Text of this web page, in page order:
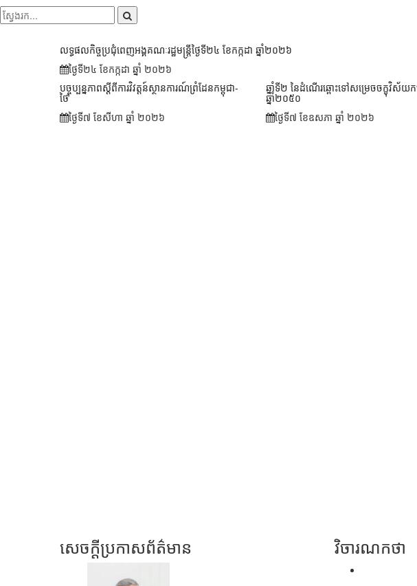
លទ្ធផលកិច្ចប្រជុំពេញអង្គគណៈរដ្ឋមន្រ្តីថ្ងៃទី២៤ ខែកក្កដា ឆ្នាំ២០២៦
ថ្ងៃទី២៤ ខែ​កក្កដា ឆ្នាំ ២០២៦
បច្ចុប្បន្នភាពស្ដីពីការវិវត្តន៍ស្ថានការណ៍ព្រំដែនកម្ពុជា-
ថៃ
ថ្ងៃទី៧ ខែ​សីហា ឆ្នាំ ២០២៦
ឆ្នាំទី២ នៃដំណើរឆ្ពោះទៅសម្រេច​ចក្ខុវិស័យ​ក
ឆ្នាំ២០៥០
ថ្ងៃទី៧ ខែ​ឧសភា ឆ្នាំ ២០២៦
សេចក្តីប្រកាសព័ត៌មាន វិចារណកថា